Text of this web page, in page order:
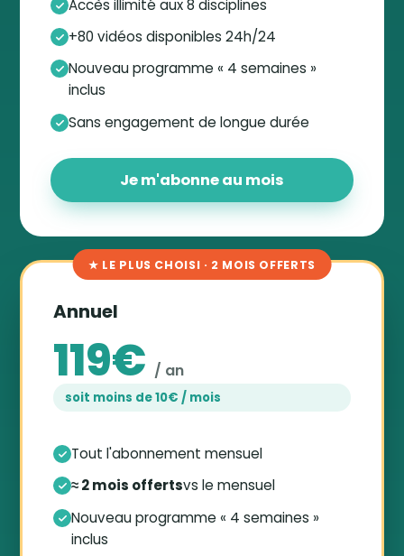
Accès illimité aux 8 disciplines
+80 vidéos disponibles 24h/24
Nouveau programme « 4 semaines »
inclus
Sans engagement de longue durée
Je m'abonne au mois
★ LE PLUS CHOISI · 2 MOIS OFFERTS
Annuel
119€ / an
soit moins de 10€ / mois
Tout l'abonnement mensuel
≈ 2 mois offertsvs le mensuel
Nouveau programme « 4 semaines »
inclus